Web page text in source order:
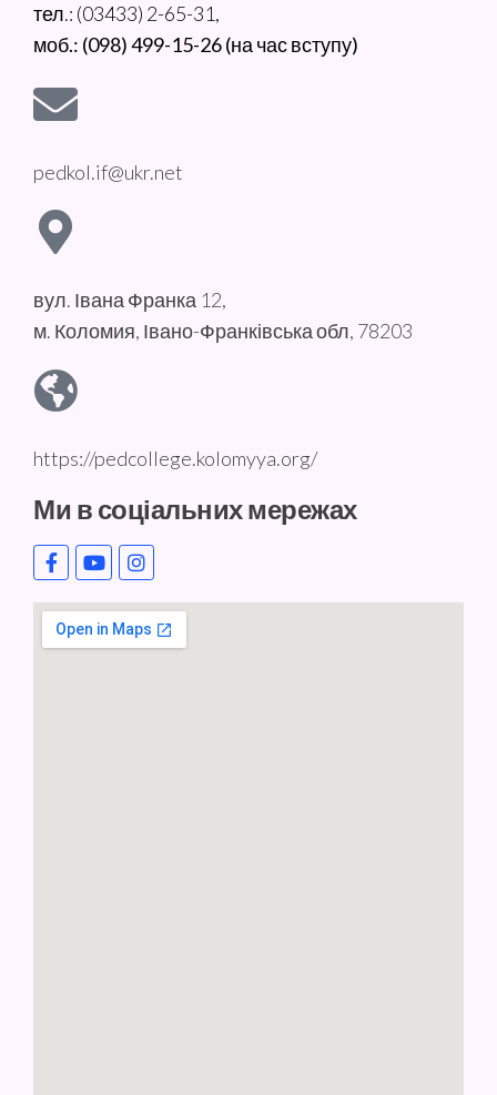
тел.: (03433) 2-65-31,
моб.: (098) 499-15-26 (на час вступу)
pedkol.if@ukr.net
вул. Івана Франка 12,
м. Коломия, Івано-Франківська обл, 78203
https://pedcollege.kolomyya.org/
Ми в соціальних мережах